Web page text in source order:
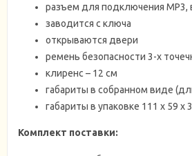
разъем для подключения MP3,
заводится с ключа
открываются двери
ремень безопасности 3-х
клиренс – 12 см
габариты в собранном виде
габариты в упаковке 111 х 59 х
Комплект поставки: